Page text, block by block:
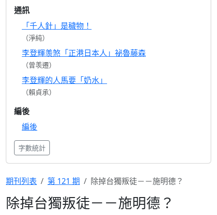
通訊
「千人針」是穢物！
（淨純）
李登輝羡煞「正港日本人」祕魯藤森
（曾羡遷）
李登輝的人馬要「奶水」
（賴貞承）
編後
編後
字數統計
期刊列表 第 121 期 除掉台獨叛徒－－施明德？
除掉台獨叛徒－－施明德？